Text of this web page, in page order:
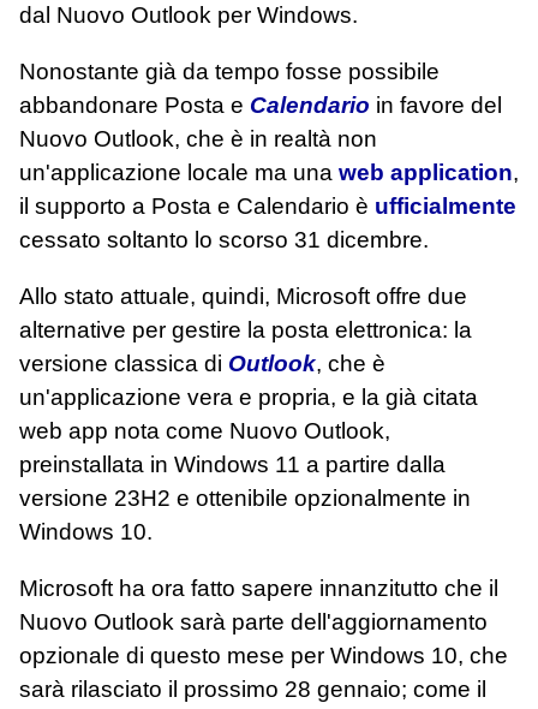
dal Nuovo Outlook per Windows.
Nonostante già da tempo fosse possibile
abbandonare Posta e Calendario in favore del
Nuovo Outlook, che è in realtà non
un'applicazione locale ma una web application,
il supporto a Posta e Calendario è ufficialmente
cessato soltanto lo scorso 31 dicembre.
Allo stato attuale, quindi, Microsoft offre due
alternative per gestire la posta elettronica: la
versione classica di Outlook, che è
un'applicazione vera e propria, e la già citata
web app nota come Nuovo Outlook,
preinstallata in Windows 11 a partire dalla
versione 23H2 e ottenibile opzionalmente in
Windows 10.
Microsoft ha ora fatto sapere innanzitutto che il
Nuovo Outlook sarà parte dell'aggiornamento
opzionale di questo mese per Windows 10, che
sarà rilasciato il prossimo 28 gennaio; come il